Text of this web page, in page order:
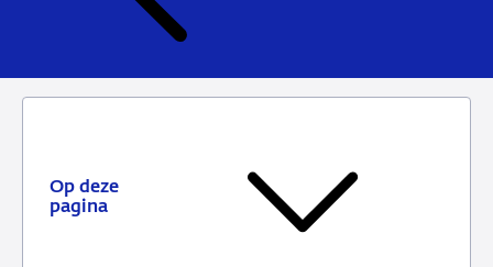
Op deze
pagina